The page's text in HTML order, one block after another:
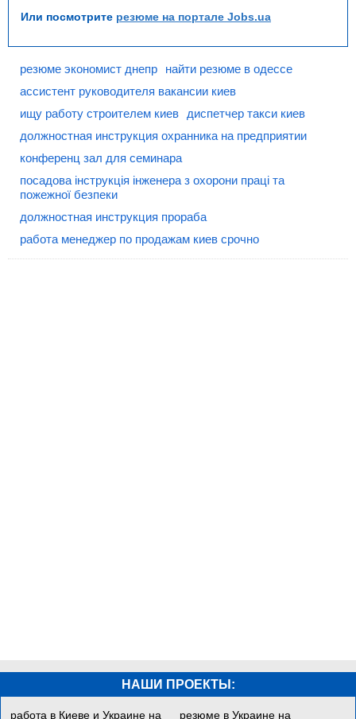
Или посмотрите резюме на портале Jobs.ua
резюме экономист днепр
найти резюме в одессе
ассистент руководителя вакансии киев
ищу работу строителем киев
диспетчер такси киев
должностная инструкция охранника на предприятии
конференц зал для семинара
посадова інструкція інженера з охорони праці та
пожежної безпеки
должностная инструкция прораба
работа менеджер по продажам киев срочно
НАШИ ПРОЕКТЫ:
работа в Киеве и Украине на резюме в Украине на